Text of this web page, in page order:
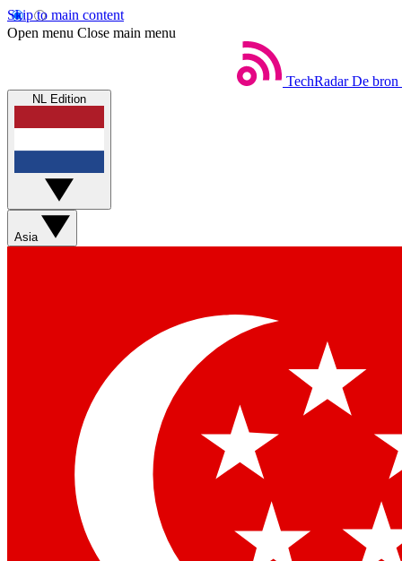
Skip to main content
Open menu Close main menu
TechRadar De bron
NL Edition
Asia